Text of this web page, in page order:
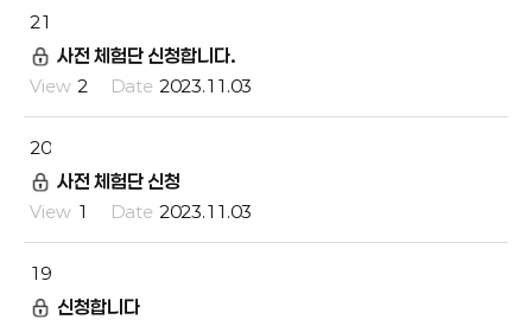
21
사전 체험단 신청합니다.
2 2023.11.03
20
사전 체험단 신청
1 2023.11.03
19
신청합니다